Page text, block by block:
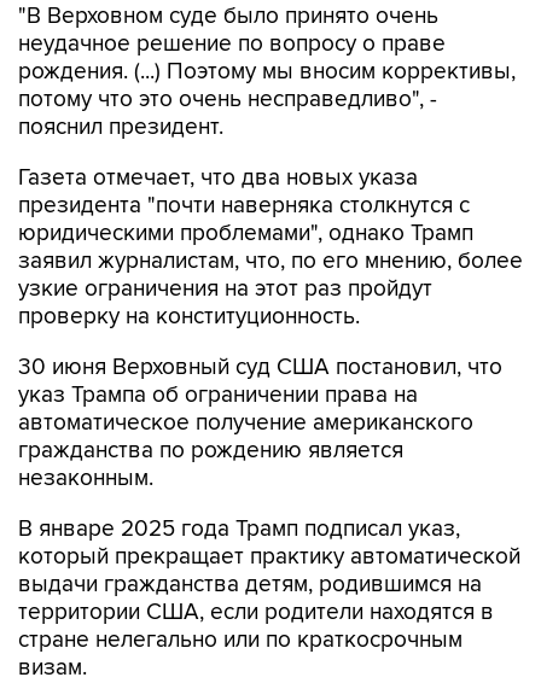
"В Верховном суде было принято очень
неудачное решение по вопросу о праве
рождения. (...) Поэтому мы вносим коррективы,
потому что это очень несправедливо", -
пояснил президент.
Газета отмечает, что два новых указа
президента "почти наверняка столкнутся с
юридическими проблемами", однако Трамп
заявил журналистам, что, по его мнению, более
узкие ограничения на этот раз пройдут
проверку на конституционность.
30 июня Верховный суд США постановил, что
указ Трампа об ограничении права на
автоматическое получение американского
гражданства по рождению является
незаконным.
В январе 2025 года Трамп подписал указ,
который прекращает практику автоматической
выдачи гражданства детям, родившимся на
территории США, если родители находятся в
стране нелегально или по краткосрочным
визам.